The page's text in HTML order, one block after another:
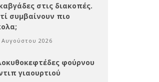
στις διακοπές.
συμβαίνουν πιο
Αυγούστου 2026
φούρνου
γιαουρτιού